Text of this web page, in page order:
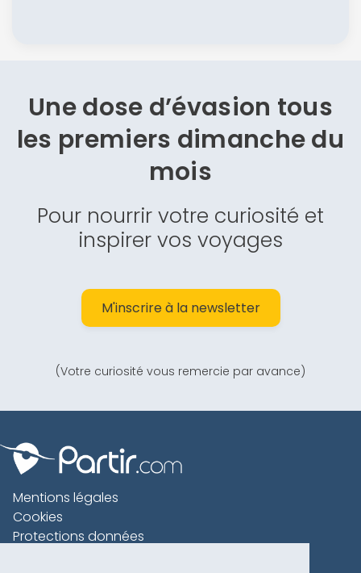
Une dose d’évasion tous
les premiers dimanche du
mois
Pour nourrir votre curiosité et
inspirer vos voyages
M'inscrire à la newsletter
(Votre curiosité vous remercie par avance)
Mentions légales
Cookies
Protections données